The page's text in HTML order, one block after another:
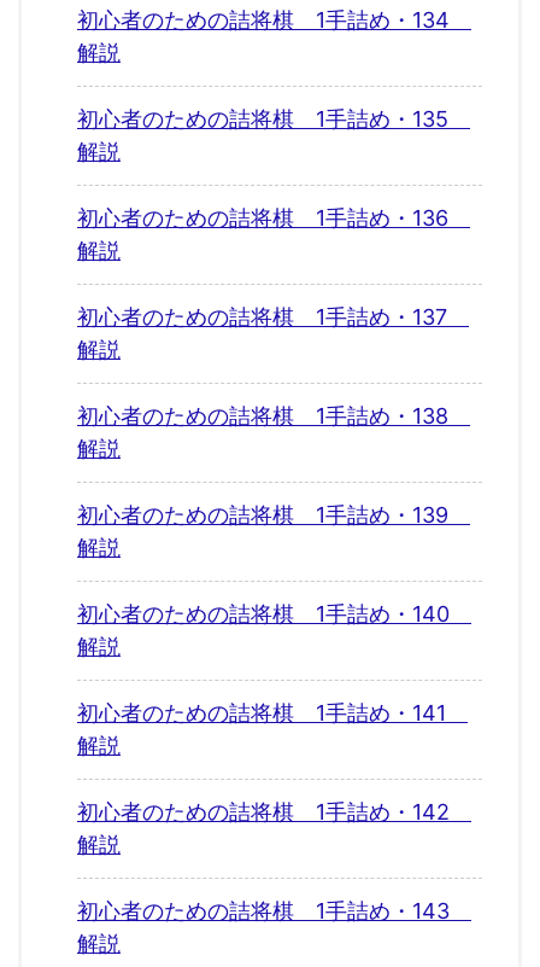
初心者のための詰将棋 1手詰め・134
解説
初心者のための詰将棋 1手詰め・135
解説
初心者のための詰将棋 1手詰め・136
解説
初心者のための詰将棋 1手詰め・137
解説
初心者のための詰将棋 1手詰め・138
解説
初心者のための詰将棋 1手詰め・139
解説
初心者のための詰将棋 1手詰め・140
解説
初心者のための詰将棋 1手詰め・141
解説
初心者のための詰将棋 1手詰め・142
解説
初心者のための詰将棋 1手詰め・143
解説